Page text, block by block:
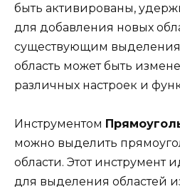
быть активированы,
для добавления новых
существующим
область может быть
различных настроек и
Инструментом
можно выделить
области. Этот инструмент
для выделения областей